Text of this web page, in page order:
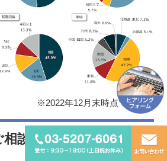
※2022年12月末時点での累計
談・代理店サポート